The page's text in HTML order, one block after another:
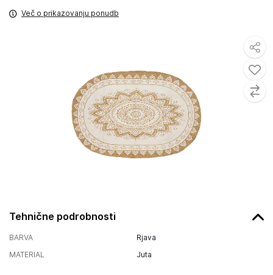
Tehnične podrobnosti
BARVA
Rjava
MATERIAL
Juta
Več o prikazovanju ponudb